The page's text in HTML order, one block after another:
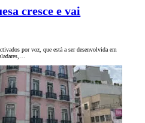
cresce e vai
por voz, que está a ser desenvolvida em